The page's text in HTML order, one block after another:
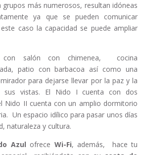
grupos más numerosos, resultan idóneas
ya que se pueden comunicar
caso la capacidad se puede ampliar
con salón con chimenea, cocina
patio con barbacoa así como una
para dejarse llevar por la paz y la
sus vistas. El Nido I cuenta con dos
Nido II cuenta con un amplio dormitorio
Un espacio idílico para pasar unos días
naturaleza y cultura.
Azul ofrece Wi-Fi, además, hace tu